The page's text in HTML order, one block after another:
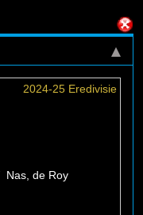
2024-25 Eredivisie
Nas, de Roy